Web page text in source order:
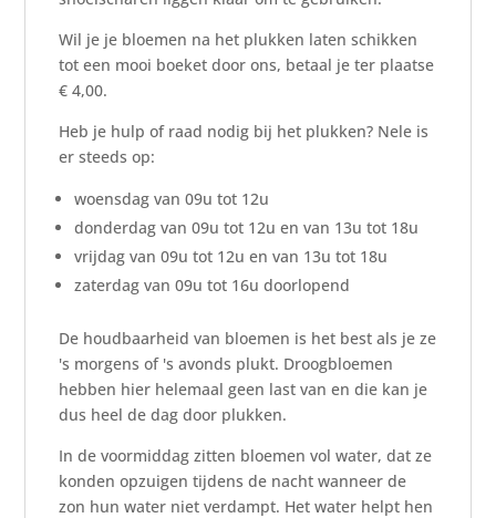
Wil je je bloemen na het plukken laten schikken
tot een mooi boeket door ons, betaal je ter plaatse
€ 4,00.
Heb je hulp of raad nodig bij het plukken? Nele is
er steeds op:
woensdag van 09u tot 12u
donderdag van 09u tot 12u en van 13u tot 18u
vrijdag van 09u tot 12u en van 13u tot 18u
zaterdag van 09u tot 16u doorlopend
De houdbaarheid van bloemen is het best als je ze
's morgens of 's avonds plukt. Droogbloemen
hebben hier helemaal geen last van en die kan je
dus heel de dag door plukken.
In de voormiddag zitten bloemen vol water, dat ze
konden opzuigen tijdens de nacht wanneer de
zon hun water niet verdampt. Het water helpt hen